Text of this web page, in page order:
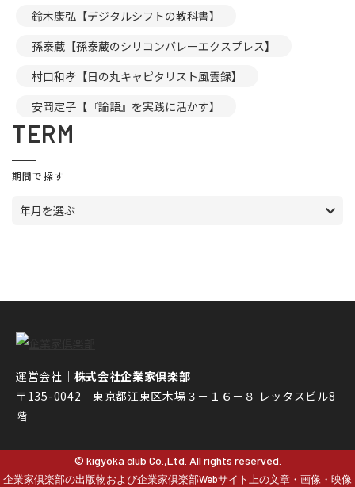
鈴木康弘【デジタルシフトの教科書】
孫泰蔵【孫泰蔵のシリコンバレーエクスプレス】
村口和孝【日の丸キャピタリスト風雲録】
安岡定子【『論語』を実践に活かす】
TERM
期間で探す
年月を選ぶ
運営会社｜ 株式会社企業家倶楽部
〒135-0042 東京都江東区木場３－１６－８ レッタスビル8
階
© kigyoka club Co.,Ltd. All rights reserved.
企業家倶楽部の出版物および企業家倶楽部Webサイト上の文章・画像・映像